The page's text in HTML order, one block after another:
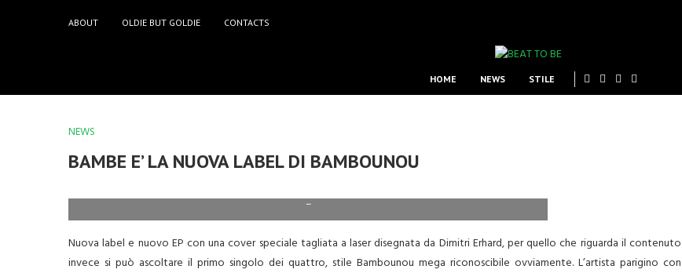
ABOUT OLDIE BUT GOLDIE CONTACTS
HOME NEWS STILE
NEWS
BAMBE E’ LA NUOVA LABEL DI BAMBOUNOU
–
Nuova label e nuovo EP con una cover speciale tagliata a laser disegnata da Dimitri Erhard, per quello che riguarda il contenuto
invece si può ascoltare il primo singolo dei quattro, stile Bambounou mega riconoscibile ovviamente. L’artista parigino con